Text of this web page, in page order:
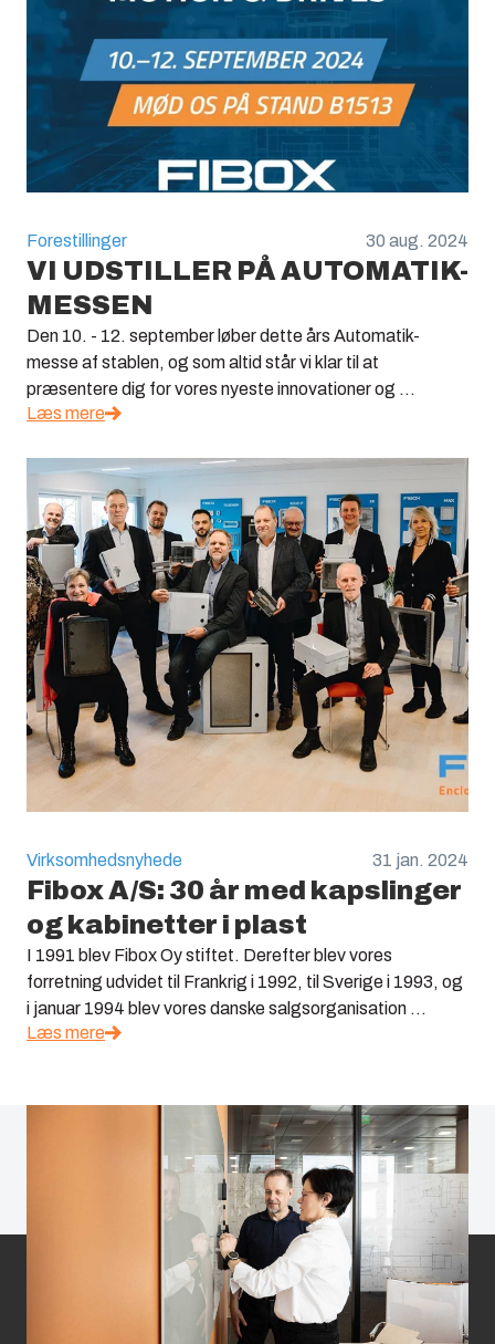
Forestillinger 30 aug. 2024
VI UDSTILLER PÅ AUTOMATIK-
MESSEN
Den 10. - 12. september løber dette års Automatik-
messe af stablen, og som altid står vi klar til at
præsentere dig for vores nyeste innovationer og ...
Læs mere
Virksomhedsnyhede 31 jan. 2024
Fibox A/S: 30 år med kapslinger
og kabinetter i plast
I 1991 blev Fibox Oy stiftet. Derefter blev vores
forretning udvidet til Frankrig i 1992, til Sverige i 1993, og
i januar 1994 blev vores danske salgsorganisation ...
Læs mere